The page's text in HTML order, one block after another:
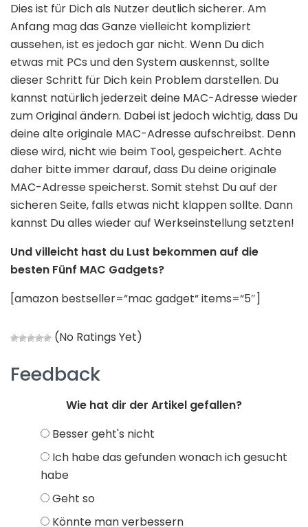
Dies ist für Dich als Nutzer deutlich sicherer. Am
Anfang mag das Ganze vielleicht kompliziert
aussehen, ist es jedoch gar nicht. Wenn Du dich
etwas mit PCs und den System auskennst, sollte
dieser Schritt für Dich kein Problem darstellen. Du
kannst natürlich jederzeit deine MAC-Adresse wieder
zum Original ändern. Dabei ist jedoch wichtig, dass Du
deine alte originale MAC-Adresse aufschreibst. Denn
diese wird, nicht wie beim Tool, gespeichert. Achte
daher bitte immer darauf, dass Du deine originale
MAC-Adresse speicherst. Somit stehst Du auf der
sicheren Seite, falls etwas nicht klappen sollte. Dann
kannst Du alles wieder auf Werkseinstellung setzten!
Und villeicht hast du Lust bekommen auf die
besten Fünf MAC Gadgets?
[amazon bestseller=“mac gadget“ items=“5″]
(No Ratings Yet)
Feedback
Wie hat dir der Artikel gefallen?
Besser geht's nicht
Ich habe das gefunden wonach ich gesucht
habe
Geht so
Könnte man verbessern